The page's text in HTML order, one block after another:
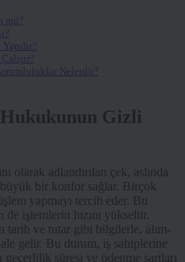
mü?
Nelerdir?
Gizli
olarak adlandırılan çek, aslında
büyük bir konfor sağlar. Birçok
yapmayı tercih eder. Bu
işlemlerin hızını yükseltir.
tarih ve tutar gibi bilgilerle, alım-
gelir. Bu durum, iş sahiplerine
süresi ve ödenme şartları